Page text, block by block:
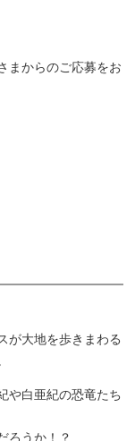
まからのご応募をお
が大地を歩きまわる
や白亜紀の恐竜たち
ろうか！？